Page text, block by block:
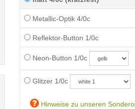
Metallic-Optik 4/0c
Reflektor-Button 1/0c
Neon-Button 1/0c
Glitzer 1/0c
Hinweise zu unseren